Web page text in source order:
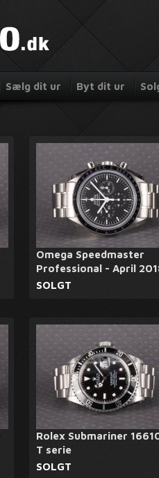
Sælg dit ur Byt dit ur
Omega Speedmaster
Professional - April
SOLGT
Rolex Submariner
T serie
SOLGT